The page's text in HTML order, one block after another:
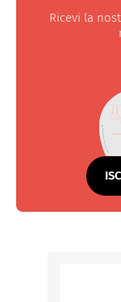
Ricevi la